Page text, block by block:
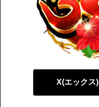
X(エックス)